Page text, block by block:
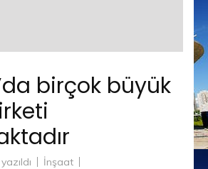
birçok büyük
İnşaat